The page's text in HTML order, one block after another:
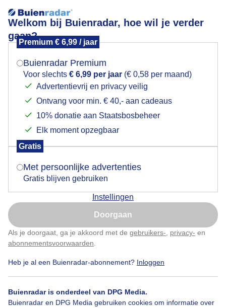
Welkom bij Buienradar, hoe wil je verder
gaan?
Premium € 6,99 / jaar
Buienradar Premium
Voor slechts € 6,99 per jaar (€ 0,58 per maand)
Advertentievrij en privacy veilig
Ontvang voor min. € 40,- aan cadeaus
10% donatie aan Staatsbosbeheer
Elk moment opzegbaar
Gratis
Met persoonlijke advertenties
Gratis blijven gebruiken
Instellingen
Doorgaan
Als je doorgaat, ga je akkoord met de gebruikers- privacy- en
abonnementsvoorwaarden
Heb je al een Buienradar-abonnement? Inloggen
Buienradar is onderdeel van DPG Media.
Buienradar en DPG Media gebruiken cookies om informatie over
DRUKTE OP DE RINGVAART
langs - en op 't water , druk met boten.
Door: Nellie Bartels
Mogen we je locatie gebruiken voor het
Indien je hier nog geen akkoord op hebt gegeven,
verschijnt er zo een pop-up uit je browser waarin
Is goed, toon de popup
Nu niet, misschien later
Klik hierom dit aan te passen